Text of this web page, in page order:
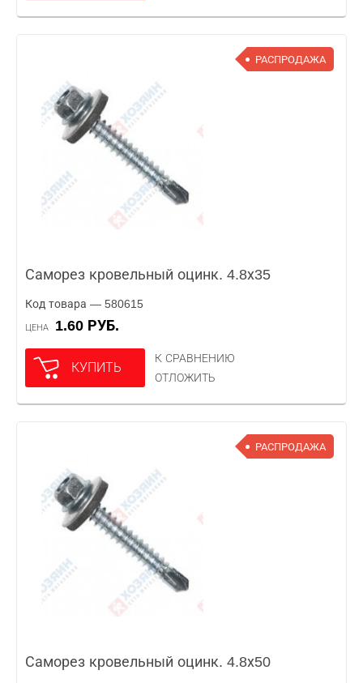
РАСПРОДАЖА
Саморез кровельный оцинк. 4.8х35
Код товара — 580615
ЦЕНА 1.60 РУБ.
КУПИТЬ
К СРАВНЕНИЮ
ОТЛОЖИТЬ
РАСПРОДАЖА
Саморез кровельный оцинк. 4.8х50